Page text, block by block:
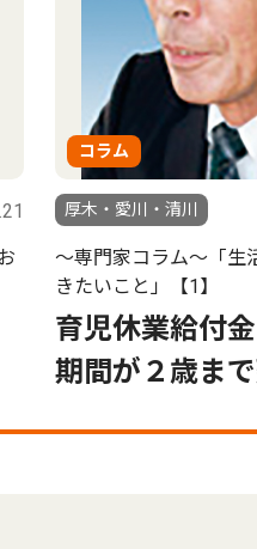
コラム
厚木・愛川・清川
〜専門家コラム〜「生
きたいこと」【1】
育児休業給付
期間が２歳ま